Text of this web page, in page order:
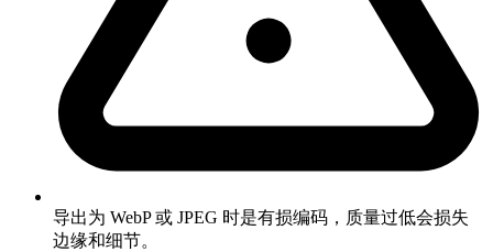
导出为 WebP 或 JPEG 时是有损编码，质量过低会损失
边缘和细节。